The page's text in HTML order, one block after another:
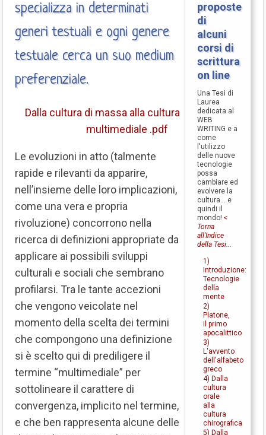
proposte
di
alcuni
corsi di
scrittura
on line
Una Tesi di
Laurea
dedicata al
WEB
WRITING e a
come
l'utilizzo
delle nuove
tecnologie
possa
cambiare ed
evolvere la
cultura... e
quindi il
mondo!<
Torna
all'Indice
della Tesi...
1)
Introduzione:
Tecnologie
della
mente
2)
Platone,
il primo
apocalittico
3)
L'avvento
dell'alfabeto
greco
4) Dalla
cultura
orale
alla
cultura
chirografica
5) Dalla
specializza in determinati
generi testuali e ogni genere
testuale cerca un suo medium
preferenziale.
Dalla cultura di massa alla cultura
multimediale .pdf
Le evoluzioni in atto (talmente
rapide e rilevanti da apparire,
nell’insieme delle loro implicazioni,
come una vera e propria
rivoluzione) concorrono nella
ricerca di definizioni appropriate da
applicare ai possibili sviluppi
culturali e sociali che sembrano
profilarsi. Tra le tante accezioni
che vengono veicolate nel
momento della scelta dei termini
che compongono una definizione
si è scelto qui di prediligere il
termine “multimediale” per
sottolineare il carattere di
convergenza, implicito nel termine,
e che ben rappresenta alcune delle